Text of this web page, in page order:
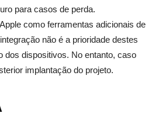
para casos de perda.
como ferramentas adicionais de
não é a prioridade destes
dos dispositivos. No entanto, caso
implantação do projeto.